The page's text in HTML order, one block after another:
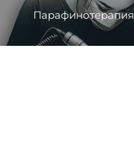
Парафинотерапия